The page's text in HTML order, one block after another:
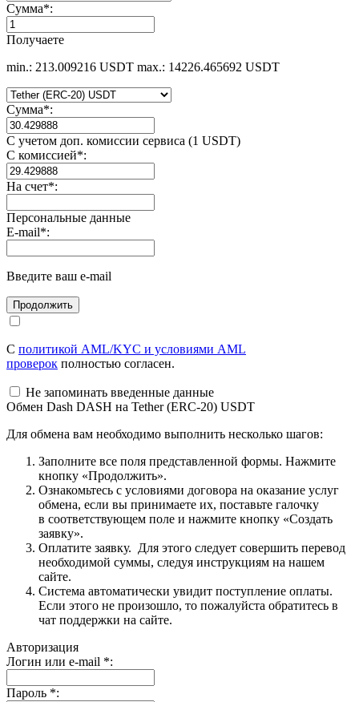
Сумма*:
Получаете
min.: 213.009216 USDT max.: 14226.465692 USDT
Сумма*:
С учетом доп. комиссии сервиса (1 USDT)
С комиссией*:
На счет*:
Персональные данные
E-mail*:
Введите ваш e-mail
С политикой AML/KYC и условиями AML
проверок полностью согласен.
Не запоминать введенные данные
Обмен Dash DASH на Tether (ERC-20) USDT
Для обмена вам необходимо выполнить несколько шагов:
Заполните все поля представленной формы. Нажмите
кнопку «Продолжить».
Ознакомьтесь с условиями договора на оказание услуг
обмена, если вы принимаете их, поставьте галочку
в соответствующем поле и нажмите кнопку «Создать
заявку».
Оплатите заявку. Для этого следует совершить перевод
необходимой суммы, следуя инструкциям на нашем
сайте.
Система автоматически увидит поступление оплаты.
Если этого не произошло, то пожалуйста обратитесь в
чат поддержки на сайте.
Авторизация
Логин или e-mail *:
Пароль *: